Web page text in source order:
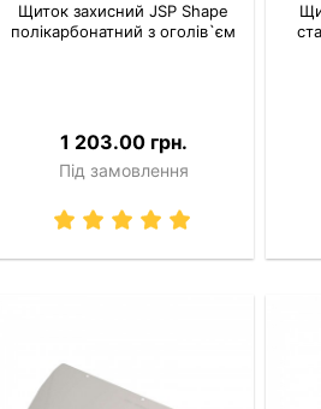
Щиток захисний JSP Shape
полікарбонатний з оголів`єм
1 203.00 грн.
Під замовлення